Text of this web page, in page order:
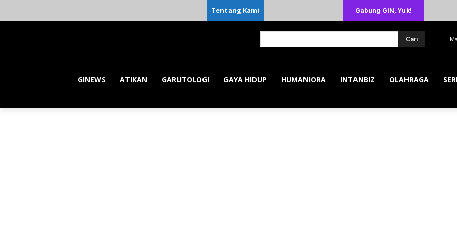
Tentang Kami Gabung GIN, Yuk!
Cari
GINEWS ATIKAN GARUTOLOGI GAYA HIDUP HUMANIORA INTANBIZ OLAHRAGA